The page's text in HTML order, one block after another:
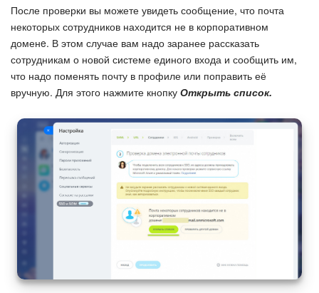
После проверки вы можете увидеть сообщение, что почта
некоторых сотрудников находится не в корпоративном
доменe. В этом случае вам надо заранее рассказать
сотрудникам о новой системе единого входа и сообщить им,
что надо поменять почту в профиле или поправить её
вручную. Для этого нажмите кнопку Открыть список.